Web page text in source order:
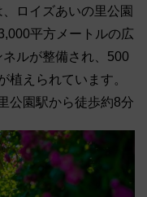
ロイズあいの里公園
平方メートルの広
ルが整備され、500
植えられています。
公園駅から徒歩約8分